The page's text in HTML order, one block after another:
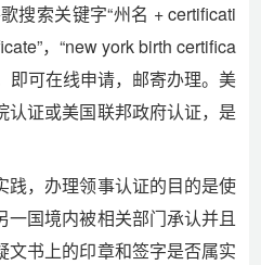
搜索关键字“州名 + certificati
，“new york birth certifica
即可在线申请，邮寄办理。美
认证或美国联邦政府认证，是
践，办理领事认证的目的是使
一国境内被相关部门承认并且
文书上的印章和签字是否属实